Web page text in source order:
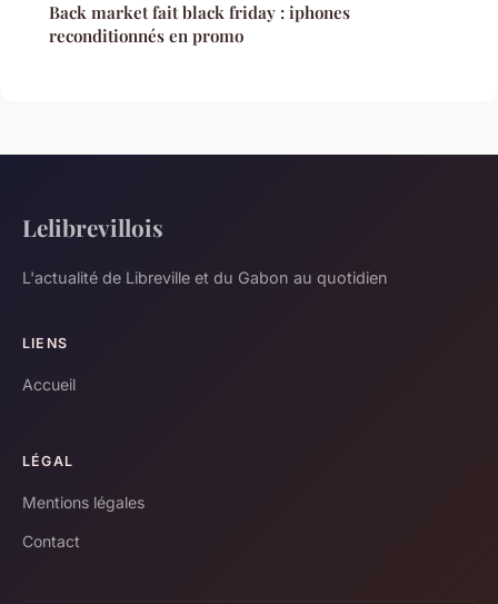
Back market fait black friday : iphones
reconditionnés en promo
Lelibrevillois
L'actualité de Libreville et du Gabon au quotidien
LIENS
Accueil
LÉGAL
Mentions légales
Contact